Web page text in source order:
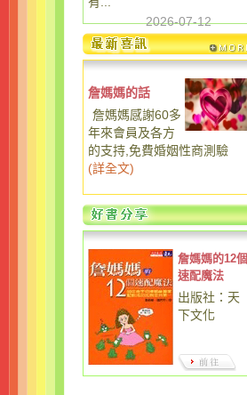
2026-07-12
詹媽媽的話
詹媽媽感謝60多
年來會員及各方
的支持,免費婚姻性商測驗
(詳全文)
詹媽媽的12個
速配魔法
出版社：天
下文化